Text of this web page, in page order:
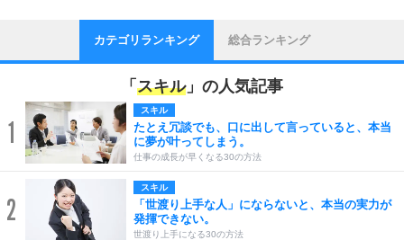
カテゴリランキング 総合ランキング
「 スキル」の人気記事
1
スキル
たとえ冗談でも、口に出して言っていると、本当
に夢が叶ってしまう。
仕事の成長が早くなる30の方法
2
スキル
「世渡り上手な人」にならないと、本当の実力が
発揮できない。
世渡り上手になる30の方法